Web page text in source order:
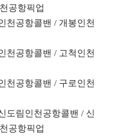
공항픽업
천공항콜밴 / 개봉인천
천공항콜밴 / 고척인천
천공항콜밴 / 구로인천
도림인천공항콜밴 / 신
공항픽업